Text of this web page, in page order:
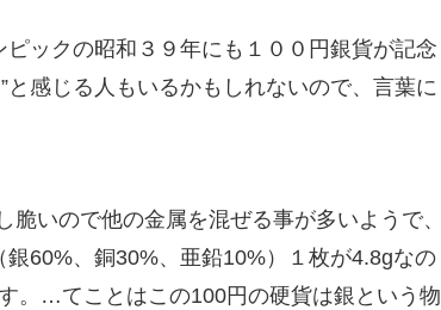
ックの昭和３９年にも１００円銀貨が記念
感じる人もいるかもしれないので、言葉に
いので他の金属を混ぜる事が多いようで、
60%、銅30%、亜鉛10%）１枚が4.8gなの
。…てことはこの100円の硬貨は銀という物